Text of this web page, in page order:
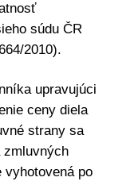
súdu ČR
2010).
upravujúci
ceny diela
strany sa
zmluvných
vyhotovená po